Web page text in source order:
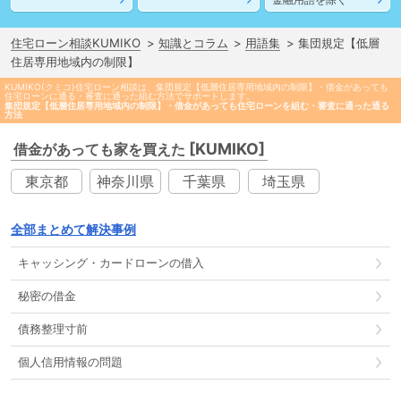
KUMIKO(クミコ)住宅ローン相談は、集団規定【低層住居専用地域内の制限】・借金があっても
住宅ローンに通る・審査に通った組む方法でサポートします。
集団規定【低層住居専用地域内の制限】・借金があっても住宅ローンを組む・審査に通った通る
方法
住宅ローン相談KUMIKO 知識とコラム 用語集
集団規定【低層
住居専用地域内の制限】
借金があっても家を買えた [KUMIKO]
東京都 神奈川県 千葉県 埼玉県
全部まとめて解決事例
キャッシング ・ カードローンの借入
秘密の借金
債務整理寸前
個人信用情報の問題